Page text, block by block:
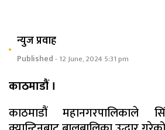
न्युज प्रवाह
Published- 12 June, 2024 5:31 pm
काठमाडौं ।
काठमाडौं महानगरपालिकाले